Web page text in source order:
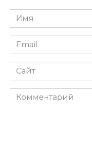
Имя
*
Email
*
Сайт
Комментарий